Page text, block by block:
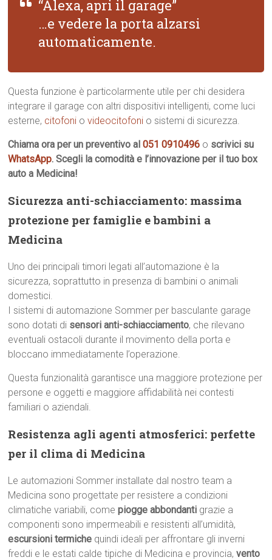
“Alexa, apri il garage”
…e vedere la porta alzarsi
automaticamente.
Questa funzione è particolarmente utile per chi desidera
integrare il garage con altri dispositivi intelligenti, come luci
esterne, citofoni ovideocitofoni o sistemi di sicurezza.
Chiama ora per un preventivo al051 0910496 o scrivici su
WhatsApp. Scegli la comodità e l’innovazione per il tuo box
auto a Medicina!
Sicurezza anti-schiacciamento: massima
protezione per famiglie e bambini a
Medicina
Uno dei principali timori legati all’automazione è la
sicurezza, soprattutto in presenza di bambini o animali
domestici.
I sistemi di automazione Sommer per basculante garage
sono dotati di sensori anti-schiacciamento, che rilevano
eventuali ostacoli durante il movimento della porta e
bloccano immediatamente l’operazione.
Questa funzionalità garantisce una maggiore protezione per
persone e oggetti e maggiore affidabilità nei contesti
familiari o aziendali.
Resistenza agli agenti atmosferici: perfette
per il clima di Medicina
Le automazioni Sommer installate dal nostro team a
Medicina sono progettate per resistere a condizioni
climatiche variabili, comepiogge abbondanti grazie a
componenti sono impermeabili e resistenti all’umidità,
escursioni termiche quindi ideali per affrontare gli inverni
freddi e le estati calde tipiche di Medicina e provincia,vento